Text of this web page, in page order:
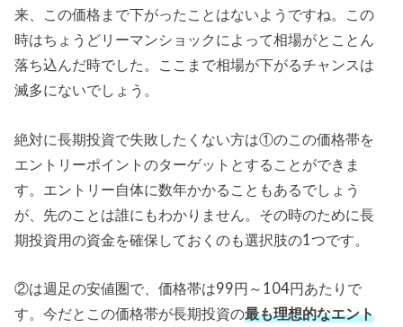
来、この価格まで下がったことはないようですね。この
時はちょうどリーマンショックによって相場がとことん
落ち込んだ時でした。ここまで相場が下がるチャンスは
滅多にないでしょう。
絶対に長期投資で失敗したくない方は①のこの価格帯を
エントリーポイントのターゲットとすることができま
す。エントリー自体に数年かかることもあるでしょう
が、先のことは誰にもわかりません。その時のために長
期投資用の資金を確保しておくのも選択肢の1つです。
②は週足の安値圏で、価格帯は99円～104円あたりで
す。今だとこの価格帯が長期投資の最も理想的なエント